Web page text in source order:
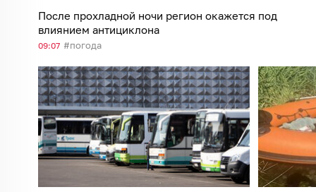
После прохладной ночи регион окажется под
влиянием антициклона
09:07 погода